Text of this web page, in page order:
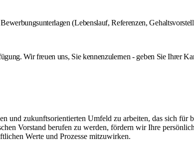
(Lebenslauf, Referenzen,
Wir freuen uns, Sie kennenzulernen - geben Sie Ihrer
zukunftsorientierten Umfeld zu arbeiten, das sich für
Vorstand berufen zu werden, fördern wir Ihre
Werte und Prozesse mitzuwirken.